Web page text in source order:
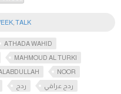
TALK
ATHADA WAHID
MAHMOUD AL TURKI
NOOR
ردح
ردح عراقي